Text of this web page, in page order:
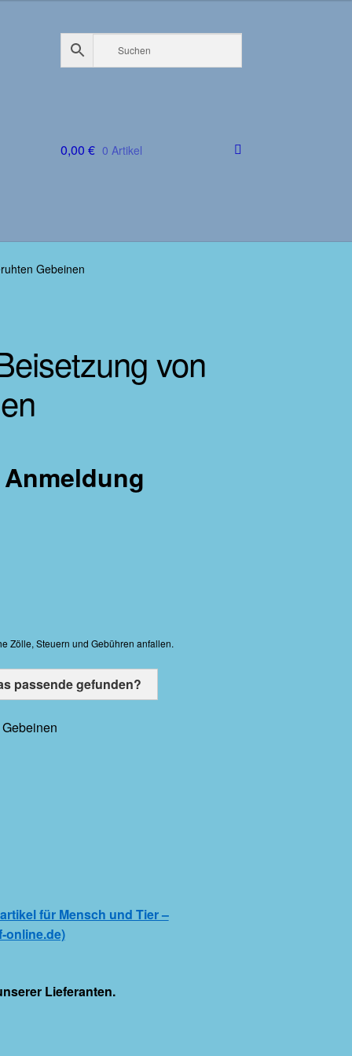
0,00 € 0 Artikel
Gebeinen
von
Zölle, Steuern und Gebühren anfallen.
passende gefunden?
für Mensch und Tier –
online.de)
Lieferanten.